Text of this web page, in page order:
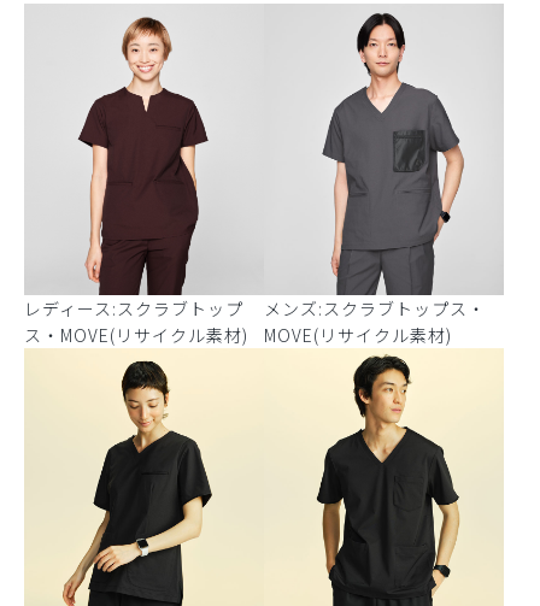
レディース:スクラブトップ
ス・MOVE(リサイクル素材)
メンズ:スクラブトップス・
MOVE(リサイクル素材)